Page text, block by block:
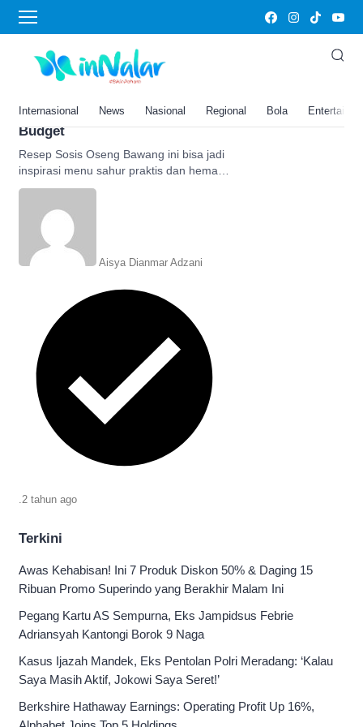
Internasional News Nasional Regional Bola
Sosis Oseng Bawang
Pasti Disukai Anak-anak! Resep
Sosis Oseng Bawang Sederhana
Praktis Sat Set dan Hemat
Budget
Resep Sosis Oseng Bawang ini bisa jadi
inspirasi menu sahur praktis dan hemat
budget yang menggugah selera makan
Aisya Dianmar Adzani
.2 tahun ago
Terkini
Awas Kehabisan! Ini 7 Produk Diskon 50% & Daging 15
Ribuan Promo Superindo yang Berakhir Malam Ini
Pegang Kartu AS Sempurna, Eks Jampidsus Febrie
Adriansyah Kantongi Borok 9 Naga
Kasus Ijazah Mandek, Eks Pentolan Polri Meradang: ‘Kalau
Saya Masih Aktif, Jokowi Saya Seret!’
Berkshire Hathaway Earnings: Operating Profit Up 16%,